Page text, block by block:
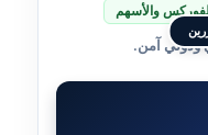
والأسهم
ودولي آمن.